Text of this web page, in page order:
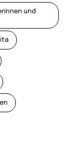
und